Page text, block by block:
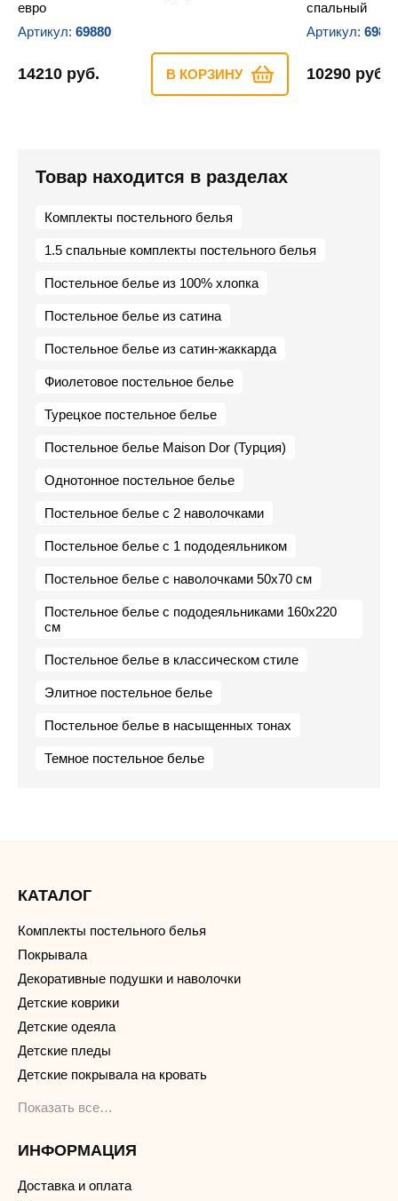
евро
Артикул: 69880
14210 руб. В КОРЗИНУ
спальный
Артикул:
10290 руб.
Товар находится в разделах
Комплекты постельного белья
1.5 спальные комплекты постельного белья
Постельное белье из 100% хлопка
Постельное белье из сатина
Постельное белье из сатин-жаккарда
Фиолетовое постельное белье
Турецкое постельное белье
Постельное белье Maison Dor (Турция)
Однотонное постельное белье
Постельное белье с 2 наволочками
Постельное белье с 1 пододеяльником
Постельное белье с наволочками 50х70 см
Постельное белье с пододеяльниками 160х220
см
Постельное белье в классическом стиле
Элитное постельное белье
Постельное белье в насыщенных тонах
Темное постельное белье
КАТАЛОГ
Комплекты постельного белья
Покрывала
Декоративные подушки и наволочки
Детские коврики
Детские одеяла
Детские пледы
Детские покрывала на кровать
Показать все…
ИНФОРМАЦИЯ
Доставка и оплата